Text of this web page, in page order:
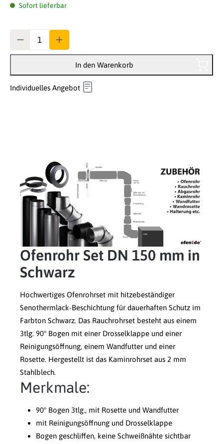
Sofort lieferbar
In den Warenkorb
Individuelles Angebot
Ofenrohr Set DN 150 mm in
Schwarz
Hochwertiges Ofenrohrset mit hitzebeständiger
Senothermlack-Beschichtung für dauerhaften Schutz im
Farbton Schwarz. Das Rauchrohrset besteht aus einem
3tlg. 90° Bogen mit einer Drosselklappe und einer
Reinigungsöffnung, einem Wandfutter und einer
Rosette. Hergestellt ist das Kaminrohrset aus 2 mm
Stahlblech.
Merkmale:
90° Bogen 3tlg., mit Rosette und Wandfutter
mit Reinigungsöffnung und Drosselklappe
Bogen geschliffen, keine Schweißnähte sichtbar